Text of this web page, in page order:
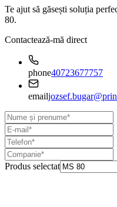
Te ajut să găsești soluția
80.
Contactează-mă direct
phone40723677757
email
Produs selectat